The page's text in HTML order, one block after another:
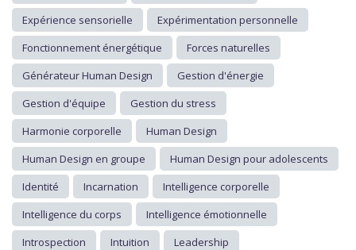
Expérience sensorielle
Expérimentation personnelle
Fonctionnement énergétique
Forces naturelles
Générateur Human Design
Gestion d'énergie
Gestion d'équipe
Gestion du stress
Harmonie corporelle
Human Design
Human Design en groupe
Human Design pour adolescents
Identité
Incarnation
Intelligence corporelle
Intelligence du corps
Intelligence émotionnelle
Introspection
Intuition
Leadership